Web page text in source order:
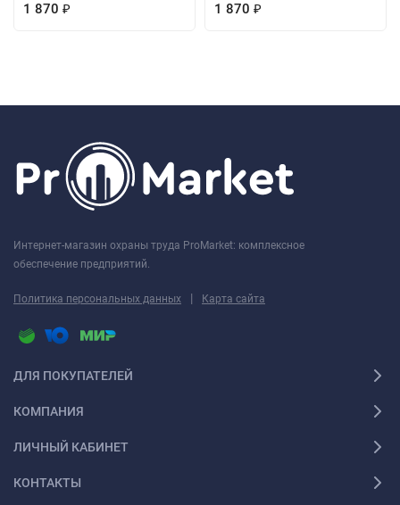
1 870 ₽ 1 870 ₽
Интернет-магазин охраны труда ProMarket: комплексное
обеспечение предприятий.
Политика персональных данных | Карта сайта
ДЛЯ ПОКУПАТЕЛЕЙ
КОМПАНИЯ
ЛИЧНЫЙ КАБИНЕТ
КОНТАКТЫ